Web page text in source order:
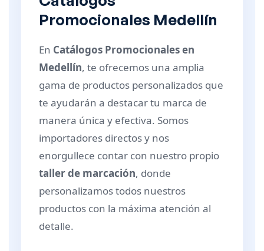
Promocionales Medellín
En Catálogos Promocionales en
Medellín, te ofrecemos una amplia
gama de productos personalizados que
te ayudarán a destacar tu marca de
manera única y efectiva. Somos
importadores directos y nos
enorgullece contar con nuestro propio
taller de marcación, donde
personalizamos todos nuestros
productos con la máxima atención al
detalle.